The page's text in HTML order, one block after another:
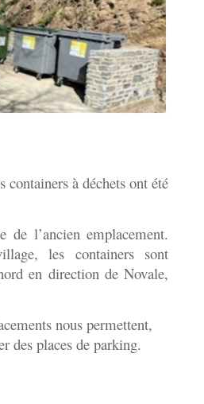
containers à déchets ont été
de l’ancien emplacement.
les containers sont
en direction de Novale,
nous permettent,
des places de parking.